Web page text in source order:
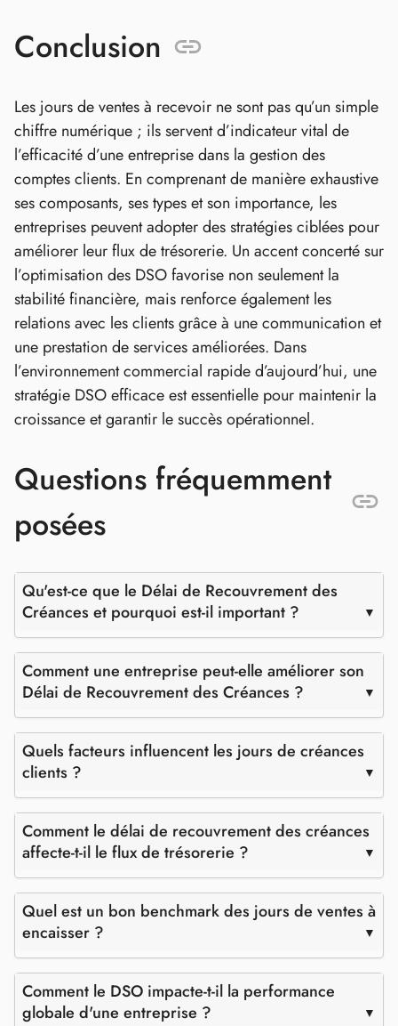
Conclusion
Les jours de ventes à recevoir ne sont pas qu’un simple
chiffre numérique ; ils servent d’indicateur vital de
l’efficacité d’une entreprise dans la gestion des
comptes clients. En comprenant de manière exhaustive
ses composants, ses types et son importance, les
entreprises peuvent adopter des stratégies ciblées pour
améliorer leur flux de trésorerie. Un accent concerté sur
l’optimisation des DSO favorise non seulement la
stabilité financière, mais renforce également les
relations avec les clients grâce à une communication et
une prestation de services améliorées. Dans
l’environnement commercial rapide d’aujourd’hui, une
stratégie DSO efficace est essentielle pour maintenir la
croissance et garantir le succès opérationnel.
Questions fréquemment
posées
Qu'est-ce que le Délai de Recouvrement des
Créances et pourquoi est-il important ?
Comment une entreprise peut-elle améliorer son
Délai de Recouvrement des Créances ?
Quels facteurs influencent les jours de créances
clients ?
Comment le délai de recouvrement des créances
affecte-t-il le flux de trésorerie ?
Quel est un bon benchmark des jours de ventes à
encaisser ?
Comment le DSO impacte-t-il la performance
globale d'une entreprise ?